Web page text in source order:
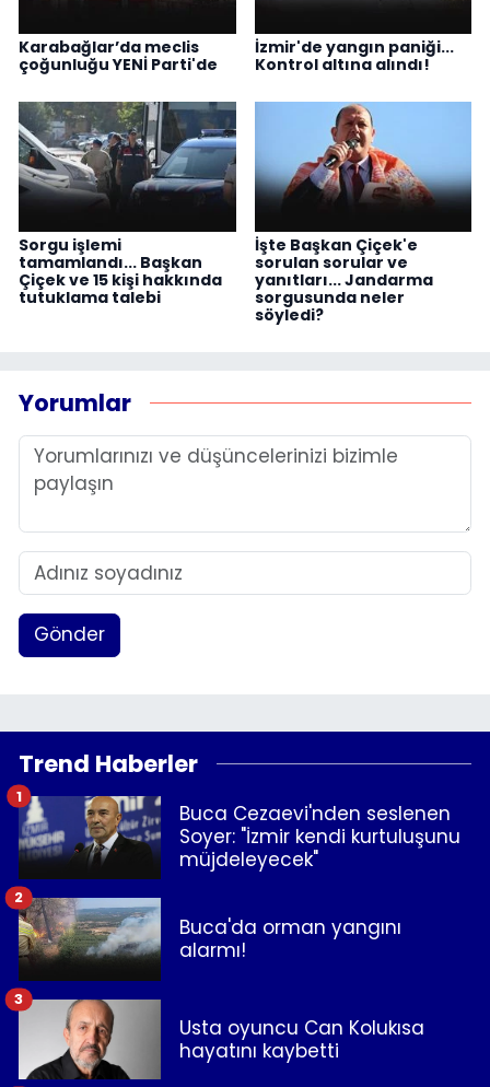
Karabağlar’da meclis
çoğunluğu YENİ Parti'de
İzmir'de yangın paniği...
Kontrol altına alındı!
Sorgu işlemi
tamamlandı... Başkan
Çiçek ve 15 kişi hakkında
tutuklama talebi
İşte Başkan Çiçek'e
sorulan sorular ve
yanıtları... Jandarma
sorgusunda neler
söyledi?
Yorumlar
Gönder
Trend Haberler
Buca Cezaevi'nden seslenen
Soyer: "İzmir kendi kurtuluşunu
müjdeleyecek"
1
Buca'da orman yangını
alarmı!
2
Usta oyuncu Can Kolukısa
hayatını kaybetti
3